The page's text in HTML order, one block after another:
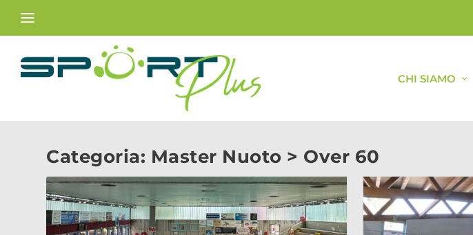
CHI SIAMO
Categoria: Master Nuoto > Over 60